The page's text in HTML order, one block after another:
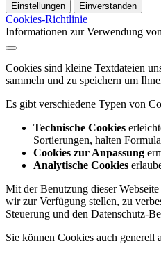
Einstellungen Einverstanden
Cookies-Richtlinie
Informationen zur Verwendung
Cookies sind kleine Textdateien
sammeln und zu speichern um
Es gibt verschiedene Typen von
Technische Cookies
Sortierungen, halten
Cookies zur Anpassung
Analytische Cookies
Mit der Benutzung dieser
wir zur Verfügung stellen, zu
Steuerung und den Datenschutz-
Sie können Cookies auch generell